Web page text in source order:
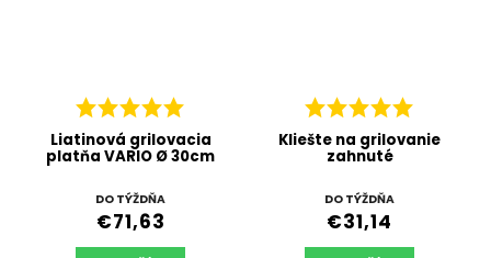
Liatinová grilovacia
platňa VARIO Ø 30cm
DO TÝŽDŇA
€71,63
Kliešte na grilovanie
zahnuté
DO TÝŽDŇA
€31,14